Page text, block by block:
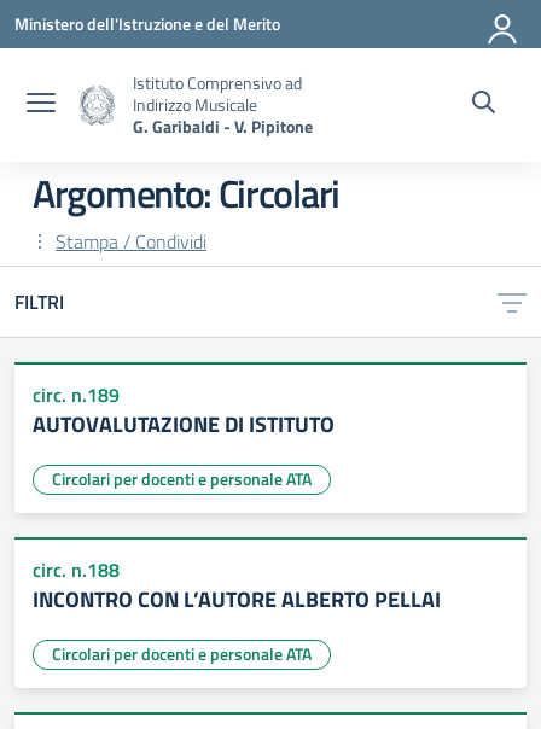
Vai ai contenuti
Vai al menu di navigazione
Vai al footer
Ministero dell'Istruzione e del Merito
Istituto Comprensivo ad
Indirizzo Musicale
G. Garibaldi - V. Pipitone
Argomento: Circolari
Stampa / Condividi
FILTRI
circ. n.189
AUTOVALUTAZIONE DI ISTITUTO
Circolari per docenti e personale ATA
circ. n.188
INCONTRO CON L’AUTORE ALBERTO PELLAI
Circolari per docenti e personale ATA